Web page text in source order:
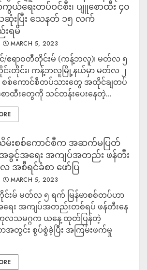
ယ်ရေးတပ်ဝင်စီး၊ ပျူစောထီး ၄၀
ဆုံးပြီး သေနတ် ၁၅ လက်
ရမိ
MARCH 5, 2023
င်/ဧရာဝတီတိုင်းမ် (ကန့်ဘလူ)၊ မတ်လ ၅
းတိုင်း၊ ကန့်ဘလူမြို့နယ်မှာ မတ်လ ၂
စ်ကောင်စီတပ်သားတွေ အထိုင်ချတပ်
ောထီးတွေကို သင်တန်းပေးနေတဲ့...
းစစ်ကောင်စီက အဆက်မပြတ်
ခွင့်အရေး အကျပ်အတည်း ဖန်တီး
အစီရင်ခံစာ ဖော်ပြ
MARCH 5, 2023
းမ် မတ်လ ၅ ရက် မြန်မာစစ်တပ်ဟာ
ေး အကျပ်အတည်းတစ်ရပ် ဖန်တီးနေ
သမဂ္ဂက ယနေ့ ထုတ်ပြန်တဲ့
အတွင်း စွပ်စွဲခဲ့ပြီး အကြမ်းဖက်မှု